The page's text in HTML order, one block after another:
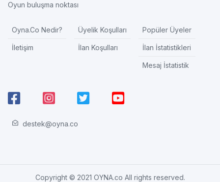
Oyun buluşma noktası
Oyna.Co Nedir?
İletişim
Üyelik Koşulları
İlan Koşulları
Popüler Üyeler
İlan İstatistikleri
Mesaj İstatistik
destek@oyna.co
Copyright © 2021 OYNA.co All rights reserved.